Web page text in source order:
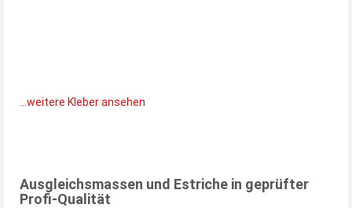
...weitere Kleber ansehen
Ausgleichsmassen und Estriche in geprüfter
Profi-Qualität